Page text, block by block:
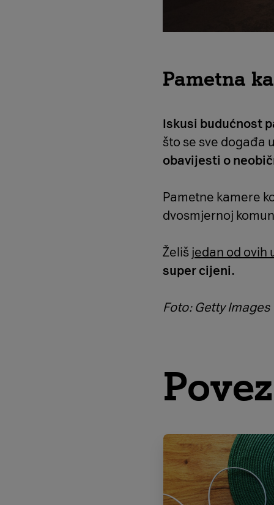
Pametna
Iskusi budućnost
što se sve događa
obavijesti o
Pametne kamere
dvosmjernoj
Želiš jedan od ovih
super cijeni.
Foto: Getty Images